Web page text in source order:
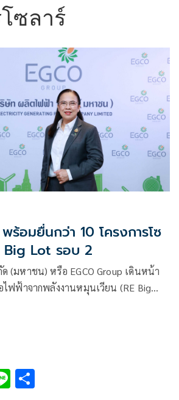
ซลาร์
ร้อมยื่นกว่า 10 โครงการโซ
Big Lot รอบ 2
(มหาชน) หรือ EGCO Group เดินหน้า
ไฟฟ้าจากพลังงานหมุนเวียน (RE Big
Li